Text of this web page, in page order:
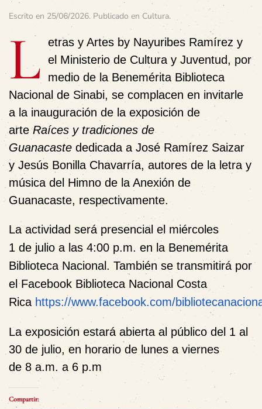
Escrito en 25/06/2026. Publicado en Cultura.
L etras y Artes by Nayuribes Ramírez y
el Ministerio de Cultura y Juventud, por
medio de la Benemérita Biblioteca
Nacional de Sinabi, se complacen en invitarle
a la inauguración de la exposición de
arteRaíces y tradiciones de
Guanacaste dedicada a José Ramírez Saizar
y Jesús Bonilla Chavarría, autores de la letra y
música del Himno de la Anexión de
Guanacaste, respectivamente.
La actividad será presencial el miércoles
1 de julio a las 4:00 p.m. en la Benemérita
Biblioteca Nacional. También se transmitirá por
elFacebook Biblioteca Nacional Costa
Rica https://www.facebook.com/
La exposición estará abierta al público del 1 al
30 de julio, en horario de lunes a viernes
de 8 a.m. a 6 p.m
Compartir: